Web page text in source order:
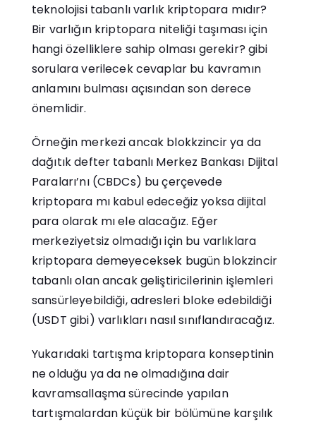
teknolojisi tabanlı varlık kriptopara mıdır?
Bir varlığın kriptopara niteliği taşıması için
hangi özelliklere sahip olması gerekir? gibi
sorulara verilecek cevaplar bu kavramın
anlamını bulması açısından son derece
önemlidir.
Örneğin merkezi ancak blokkzincir ya da
dağıtık defter tabanlı Merkez Bankası Dijital
Paraları’nı (CBDCs) bu çerçevede
kriptopara mı kabul edeceğiz yoksa dijital
para olarak mı ele alacağız. Eğer
merkeziyetsiz olmadığı için bu varlıklara
kriptopara demeyeceksek bugün blokzincir
tabanlı olan ancak geliştiricilerinin işlemleri
sansürleyebildiği, adresleri bloke edebildiği
(USDT gibi) varlıkları nasıl sınıflandıracağız.
Yukarıdaki tartışma kriptopara konseptinin
ne olduğu ya da ne olmadığına dair
kavramsallaşma sürecinde yapılan
tartışmalardan küçük bir bölümüne karşılık